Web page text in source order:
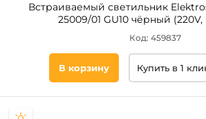
Встраиваемый светильник
25009/01 GU10 чёрный
Код: 459837
В корзину Купить в 1